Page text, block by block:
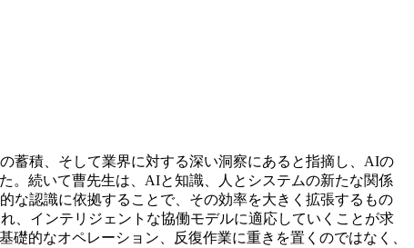
蓄積、そして業界に対する深い洞察にあると指摘し、AIの
。続いて曹先生は、AIと知識、人とシステムの新たな関係
な認識に依拠することで、その効率を大きく拡張するもの
、インテリジェントな協働モデルに適応していくことが求
的なオペレーション、反復作業に重きを置くのではなく、